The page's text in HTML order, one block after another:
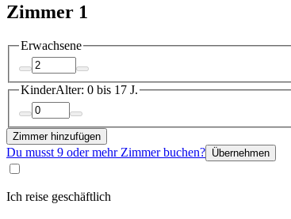
Zimmer 1
Erwachsene
KinderAlter: 0 bis 17 J.
Zimmer hinzufügen
Du musst 9 oder mehr Zimmer buchen? Übernehmen
Ich reise geschäftlich